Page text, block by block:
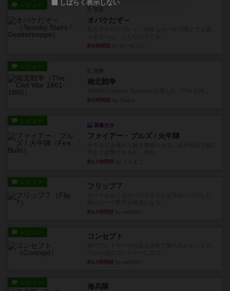
レビュー
充実
オバケだぞ～
約5時間前
レビュー
充実
南北戦争
約9時間前
レビュー
画像付き
ファイアー・ブルズ / 火牛陣
約11時間前
レビュー フリップ７
約11時間前
レビュー コンセプト
約11時間前
レビュー 海兵隊
しばらく表示しない